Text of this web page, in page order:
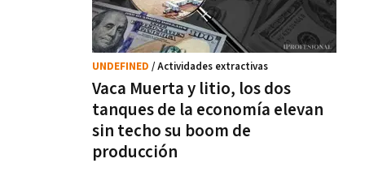
Vaca Muerta y litio, los dos
tanques de la economía elevan
sin techo su boom de
producción
UNDEFINED / Actividades extractivas